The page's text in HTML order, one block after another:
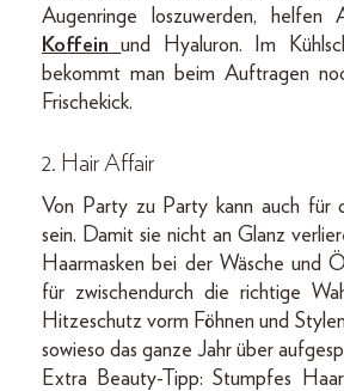
Augenringe loszuwerden, helfen
Koffeinund Hyaluron. Im
bekommt man beim Auftragen
Frischekick.
2. Hair Affair
Von Party zu Party kann auch für
sein. Damit sie nicht an Glanz
Haarmasken bei der Wäsche und
für zwischendurch die richtige
Hitzeschutz vorm Föhnen und
sowieso das ganze Jahr über
Extra Beauty-Tipp: Stumpfes